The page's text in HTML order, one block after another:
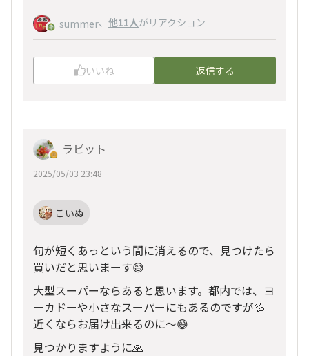
summer、 他11人がリアクション
いいね 返信する
ラビット
2025/05/03 23:48
こいぬ
旬が短くあっという間に消えるので、見つけたら
買いだと思いまーす😅
大型スーパーならあると思います。都内では、ヨ
ーカドーや小さなスーパーにもあるのですが💦
近くならお届け出来るのに〜😅
見つかりますように🙏